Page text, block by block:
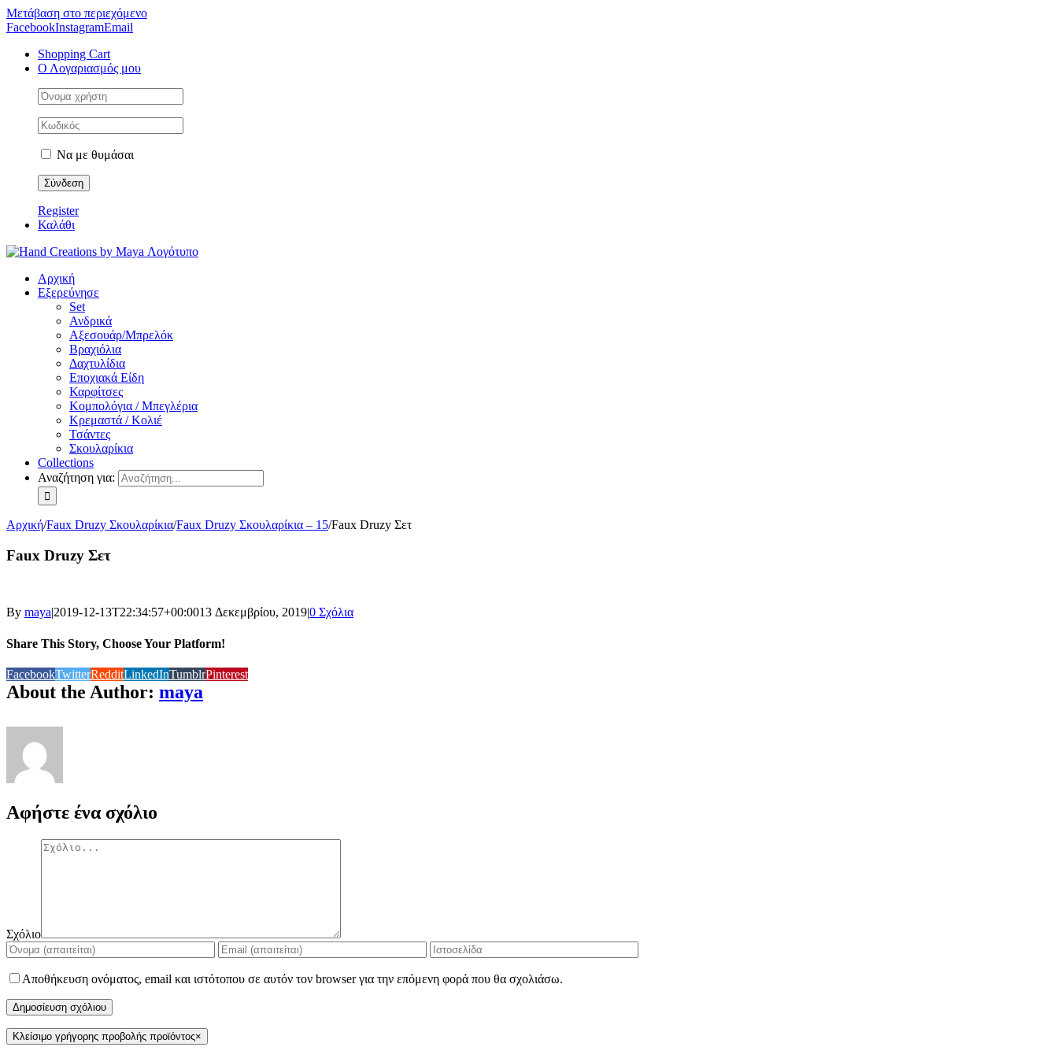
Μετάβαση στο περιεχόμενο
FacebookInstagramEmail
Shopping Cart
Ο Λογαριασμός μου
Να με θυμάσαι
Register
Καλάθι
Αρχική
Εξερεύνησε
Set
Ανδρικά
Αξεσουάρ/Μπρελόκ
Βραχιόλια
Δαχτυλίδια
Εποχιακά Είδη
Καρφίτσες
Κομπολόγια / Μπεγλέρια
Κρεμαστά / Κολιέ
Τσάντες
Σκουλαρίκια
Collections
Αναζήτηση για:
Αρχική/Faux Druzy Σκουλαρίκια/Faux Druzy Σκουλαρίκια – 15/Faux Druzy Σετ
Faux Druzy Σετ
By maya|2019-12-13T22:34:57+00:0013 Δεκεμβρίου, 2019|0 Σχόλια
Share This Story, Choose Your Platform!
FacebookTwitterRedditLinkedInTumblrPinterest
About the Author: maya
Αφήστε ένα σχόλιο
Σχόλιο
Αποθήκευση ονόματος, email και ιστότοπου σε αυτόν τον browser για την επόμενη φορά που θα σχολιάσω.
Κλείσιμο γρήγορης προβολής προϊόντος×